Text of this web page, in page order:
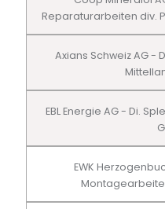
Reparaturarbeiten div.
Axians Schweiz AG -
EBL Energie AG - Di.
EWK